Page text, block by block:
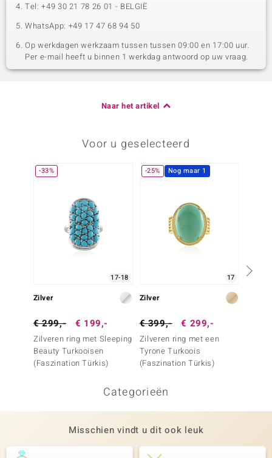
Tel: +49 30 21 78 26 01 - BELGIË
WhatsApp: +49 17 47 68 94 50
Op werkdagen werkzaam tussen tussen 09:00 en 17:00 uur.
Per e-mail heeft u binnen 1 werkdag antwoord op uw vraag.
Naar het artikel
Voor u geselecteerd
-33%
17-18
Zilver
€ 299,- € 199,-
Zilveren ring met Sleeping
Beauty Turkooisen
(Faszination Türkis)
-25% Nog maar 1
17
Zilver
€ 399,- € 299,-
Zilveren ring met een
Tyrone Turkoois
(Faszination Türkis)
Categorieën
Misschien vindt u dit ook leuk